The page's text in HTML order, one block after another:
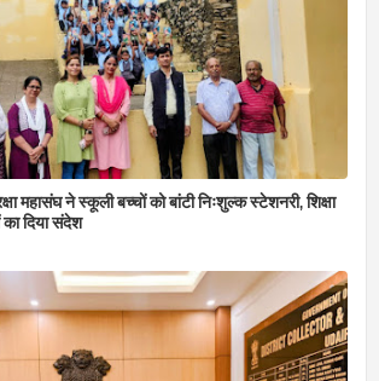
महासंघ ने स्कूली बच्चों को बांटी निःशुल्क स्टेशनरी, शिक्षा
दिया संदेश